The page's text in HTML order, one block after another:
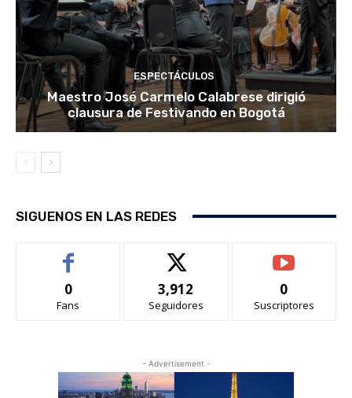
ESPECTÁCULOS
Maestro José Carmelo Calabrese dirigió
clausura de Festivando en Bogotá
SIGUENOS EN LAS REDES
0
Fans
3,912
Seguidores
0
Suscriptores
- Advertisement -